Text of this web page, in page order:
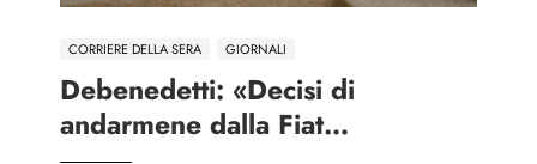
CORRIERE DELLA SERA GIORNALI
Debenedetti: «Decisi di
andarmene dalla Fiat…